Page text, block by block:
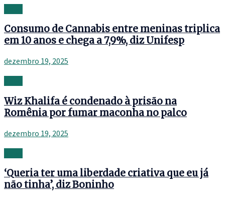
Consumo de Cannabis entre meninas triplica
em 10 anos e chega a 7,9%, diz Unifesp
dezembro 19, 2025
Wiz Khalifa é condenado à prisão na
Romênia por fumar maconha no palco
dezembro 19, 2025
‘Queria ter uma liberdade criativa que eu já
não tinha’, diz Boninho